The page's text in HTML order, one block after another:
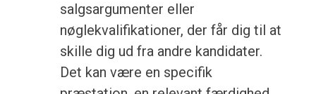
salgsargumenter eller
nøglekvalifikationer, der får dig til at
skille dig ud fra andre kandidater.
Det kan være en specifik